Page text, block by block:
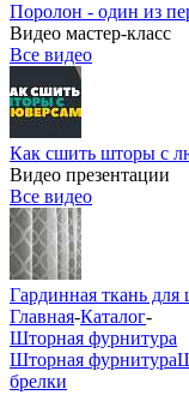
Поролон - один из
Видео мастер-класс
Все видео
Как сшить шторы с
Видео презентации
Все видео
Гардинная ткань для
Главная-Каталог-
Шторная фурнитура
Шторная фурнитура
брелки